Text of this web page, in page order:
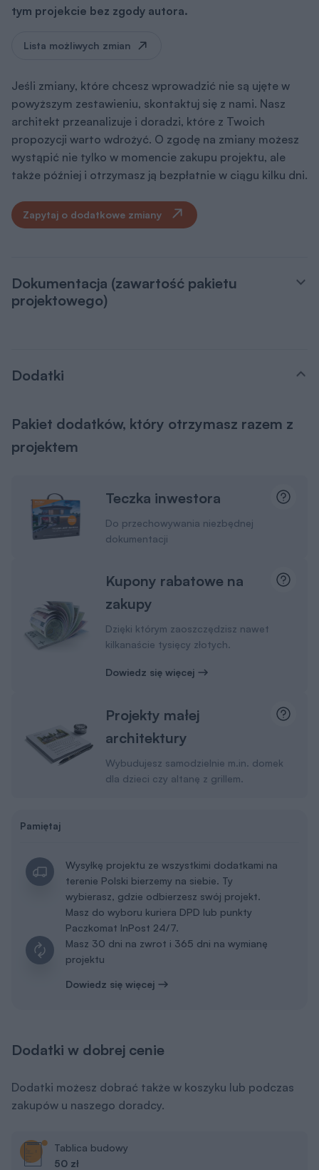
tym projekcie bez zgody autora.
Lista możliwych zmian
Jeśli zmiany, które chcesz wprowadzić nie są ujęte w
powyższym zestawieniu, skontaktuj się z nami. Nasz
architekt przeanalizuje i doradzi, które z Twoich
propozycji warto wdrożyć. O zgodę na zmiany możesz
wystąpić nie tylko w momencie zakupu projektu, ale
także później i otrzymasz ją bezpłatnie w ciągu kilku dni.
Zapytaj o dodatkowe zmiany
Dokumentacja (zawartość pakietu
projektowego)
Dodatki
Pakiet dodatków, który otrzymasz razem z
projektem
Teczka inwestora
Do przechowywania niezbędnej
dokumentacji
Kupony rabatowe na
zakupy
Dzięki którym zaoszczędzisz nawet
kilkanaście tysięcy złotych.
Dowiedz się więcej
Projekty małej
architektury
Wybudujesz samodzielnie m.in. domek
dla dzieci czy altanę z grillem.
Pamiętaj
Wysyłkę projektu ze wszystkimi dodatkami na
terenie Polski bierzemy na siebie. Ty
wybierasz, gdzie odbierzesz swój projekt.
Masz do wyboru kuriera DPD lub punkty
Paczkomat InPost 24/7.
Masz 30 dni na zwrot i 365 dni na wymianę
projektu
Dowiedz się więcej
Dodatki w dobrej cenie
Dodatki możesz dobrać także w koszyku lub podczas
zakupów u naszego doradcy.
Tablica budowy
50 zł